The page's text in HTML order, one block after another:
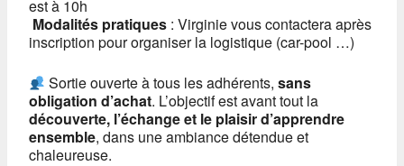
est à 10h
Modalités pratiques : Virginie vous contactera après
inscription pour organiser la logistique (car-pool …)
Sortie ouverte à tous les adhérents,sans
obligation d’achat. L’objectif est avant tout la
découverte, l’échange et le plaisir d’apprendre
ensemble, dans une ambiance détendue et
chaleureuse.